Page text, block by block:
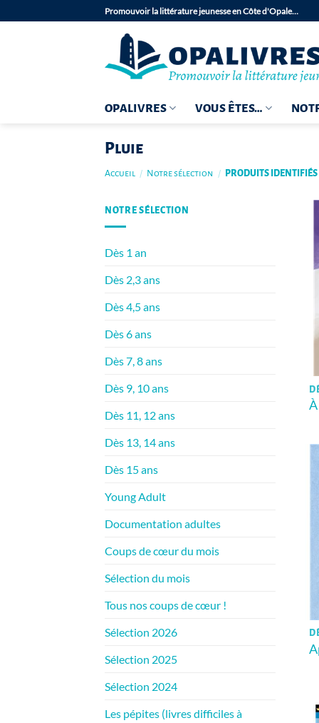
au
Promouvoir la littérature jeunesse en Côte d'Opale…
OPALIVRES VOUS ÊTES…
Pluie
Accueil / Notre sélection / PRODUITS IDENTIFIÉS
NOTRE SÉLECTION
Dès 1 an
Dès 2,3 ans
Dès 4,5 ans
Dès 6 ans
Dès 7, 8 ans
Dès 9, 10 ans
Dès 11, 12 ans
Dès 13, 14 ans
Dès 15 ans
Young Adult
Documentation adultes
Coups de cœur du mois
Sélection du mois
Tous nos coups de cœur !
Sélection 2026
Sélection 2025
Sélection 2024
Les pépites (livres difficiles à